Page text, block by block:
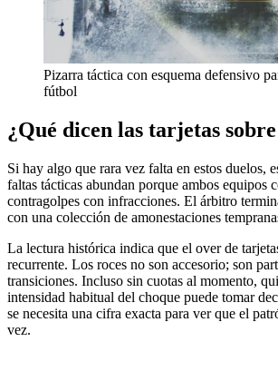
Pizarra táctica con esquema defensivo
fútbol
¿Qué dicen las tarjetas
Si hay algo que rara vez falta en estos duelos,
faltas tácticas abundan porque ambos equipos
contragolpes con infracciones. El árbitro
con una colección de amonestaciones
La lectura histórica indica que el over de
recurrente. Los roces no son accesorio; son
transiciones. Incluso sin cuotas al momento,
intensidad habitual del choque puede tomar
se necesita una cifra exacta para ver que el
vez.